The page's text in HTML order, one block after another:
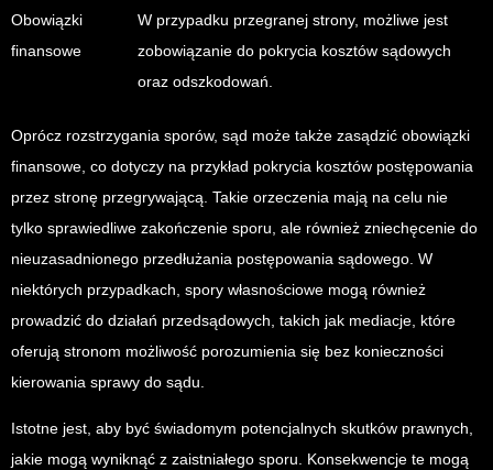
Obowiązki
finansowe
W przypadku przegranej strony, możliwe jest
zobowiązanie do pokrycia kosztów sądowych
oraz odszkodowań.
Oprócz rozstrzygania sporów, sąd może także zasądzić obowiązki
finansowe, co dotyczy na przykład pokrycia kosztów postępowania
przez stronę przegrywającą. Takie orzeczenia mają na celu nie
tylko sprawiedliwe zakończenie sporu, ale również zniechęcenie do
nieuzasadnionego przedłużania postępowania sądowego. W
niektórych przypadkach, spory własnościowe mogą również
prowadzić do działań przedsądowych, takich jak mediacje, które
oferują stronom możliwość porozumienia się bez konieczności
kierowania sprawy do sądu.
Istotne jest, aby być świadomym potencjalnych skutków prawnych,
jakie mogą wyniknąć z zaistniałego sporu. Konsekwencje te mogą